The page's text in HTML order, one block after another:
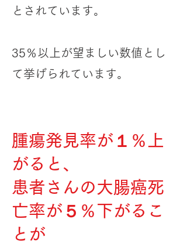
とされています。
35％以上が望ましい数値とし
て挙げられています。
腫瘍発見率が１％上
がると、
患者さんの大腸癌死
亡率が５％下がるこ
とが